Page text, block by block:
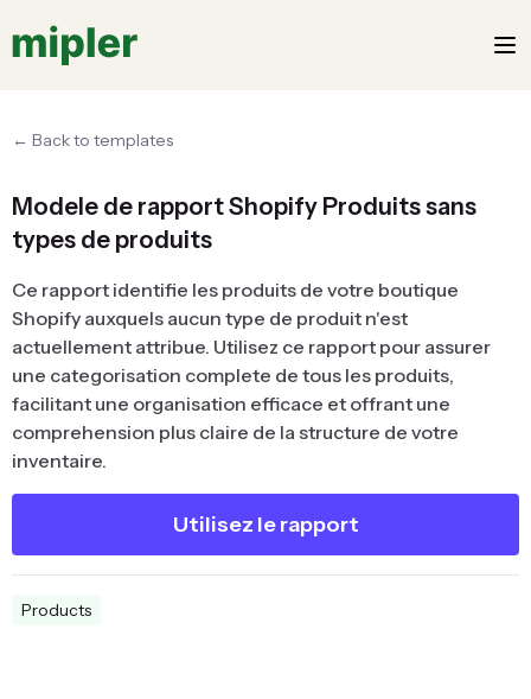
← Back to templates
Modele de rapport Shopify Produits sans
types de produits
Ce rapport identifie les produits de votre boutique
Shopify auxquels aucun type de produit n'est
actuellement attribue. Utilisez ce rapport pour assurer
une categorisation complete de tous les produits,
facilitant une organisation efficace et offrant une
comprehension plus claire de la structure de votre
inventaire.
Utilisez le rapport
Products